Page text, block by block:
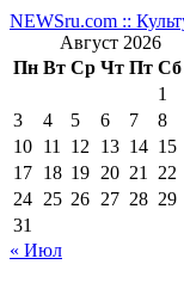
NEWSru.com ::
Август 2026
Пн Вт Ср Чт Пт Сб
1
3
4 5 6 7 8
10 11 12 13 14 15
17 18 19 20 21 22
24 25 26 27 28 29
31
« Июл